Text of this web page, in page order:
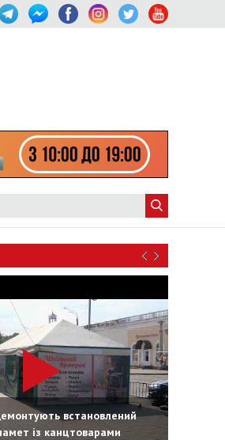
встановлений
із канцтоварами